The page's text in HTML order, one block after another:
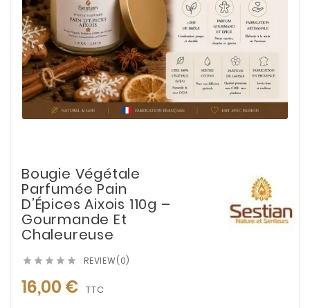
Bougie Végétale
Parfumée Pain
D’Épices Aixois 110g –
Gourmande Et
Chaleureuse
     REVIEW(0)
16,00 € TTC